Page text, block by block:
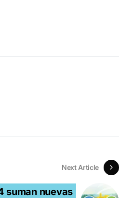
Next Article
suman nuevas